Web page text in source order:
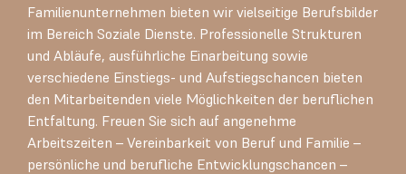
Familienunternehmen bieten wir vielseitige Berufsbilder
im Bereich Soziale Dienste. Professionelle Strukturen
und Abläufe, ausführliche Einarbeitung sowie
verschiedene Einstiegs- und Aufstiegschancen bieten
den Mitarbeitenden viele Möglichkeiten der beruflichen
Entfaltung. Freuen Sie sich auf angenehme
Arbeitszeiten – Vereinbarkeit von Beruf und Familie –
persönliche und berufliche Entwicklungschancen –